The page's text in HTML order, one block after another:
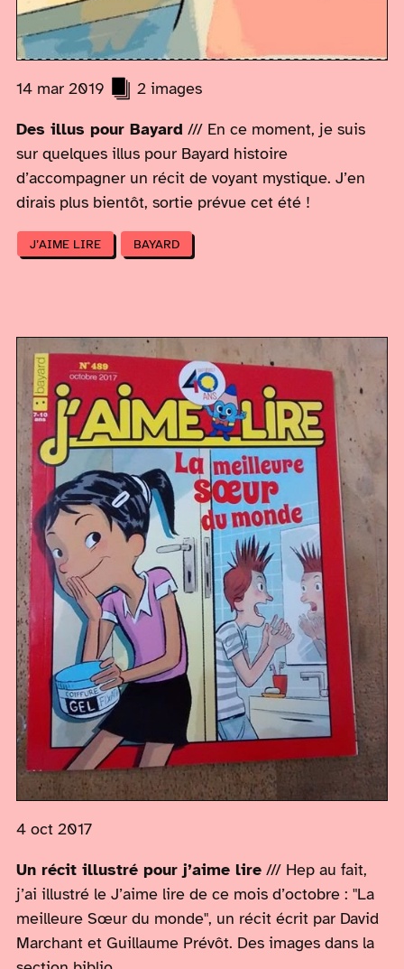
14 mar 2019 2 images
Des illus pour Bayard /// En ce moment, je suis
sur quelques illus pour Bayard histoire
d’accompagner un récit de voyant mystique. J’en
dirais plus bientôt, sortie prévue cet été !
J’AIME LIRE BAYARD
4 oct 2017
Un récit illustré pour j’aime lire /// Hep au fait,
j’ai illustré le J’aime lire de ce mois d’octobre : "La
meilleure Sœur du monde", un récit écrit par David
Marchant et Guillaume Prévôt. Des images dans la